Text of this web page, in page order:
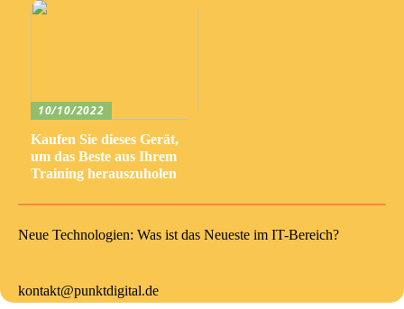
10/10/2022
Kaufen Sie dieses Gerät,
um das Beste aus Ihrem
Training herauszuholen
Neue Technologien: Was ist das Neueste im IT-Bereich?
kontakt@punktdigital.de